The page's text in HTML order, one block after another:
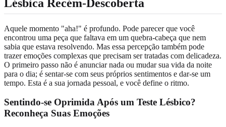
Lésbica Recém-Descoberta
Aquele momento "aha!" é profundo. Pode parecer que você
encontrou uma peça que faltava em um quebra-cabeça que nem
sabia que estava resolvendo. Mas essa percepção também pode
trazer emoções complexas que precisam ser tratadas com delicadeza.
O primeiro passo não é anunciar nada ou mudar sua vida da noite
para o dia; é sentar-se com seus próprios sentimentos e dar-se um
tempo. Esta é a sua jornada pessoal, e você define o ritmo.
Sentindo-se Oprimida Após um Teste Lésbico?
Reconheça Suas Emoções